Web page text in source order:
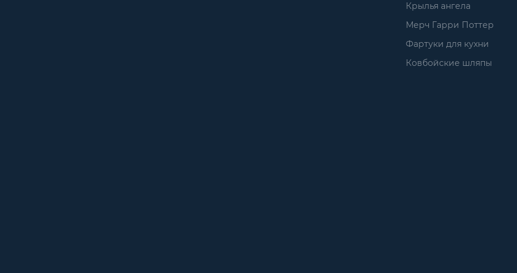
Крылья ангела
Мерч Гарри Поттер
Фартуки для кухни
Ковбойские шляпы